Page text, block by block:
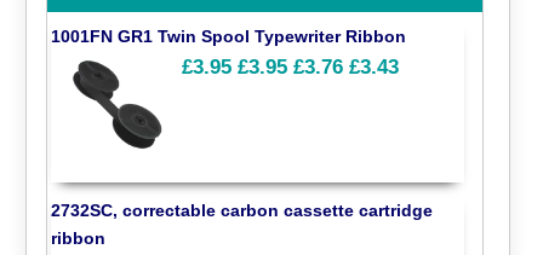
1001FN GR1 Twin Spool Typewriter Ribbon
£3.95 £3.95 £3.76 £3.43
2732SC, correctable carbon cassette cartridge
ribbon